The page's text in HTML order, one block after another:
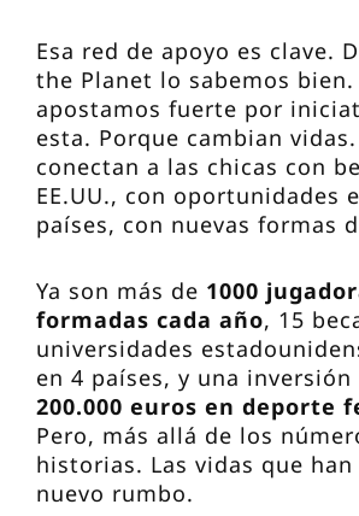
Esa red de apoyo es clave.
the Planet lo sabemos bien.
apostamos fuerte por
esta. Porque cambian
conectan a las chicas con
EE.UU., con oportunidades
países, con nuevas formas
Ya son más de 1000
formadas cada año, 15
universidades
en 4 países, y una inversión
200.000 euros en deporte
Pero, más allá de los
historias. Las vidas que
nuevo rumbo.